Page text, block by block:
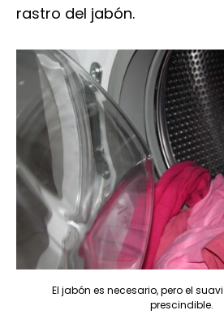
rastro del jabón.
El jabón es necesario, pero el
prescindible.